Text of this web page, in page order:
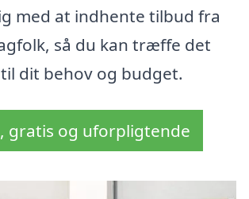
med at indhente tilbud fra
så du kan træffe det
dit behov og budget.
gratis og uforpligtende